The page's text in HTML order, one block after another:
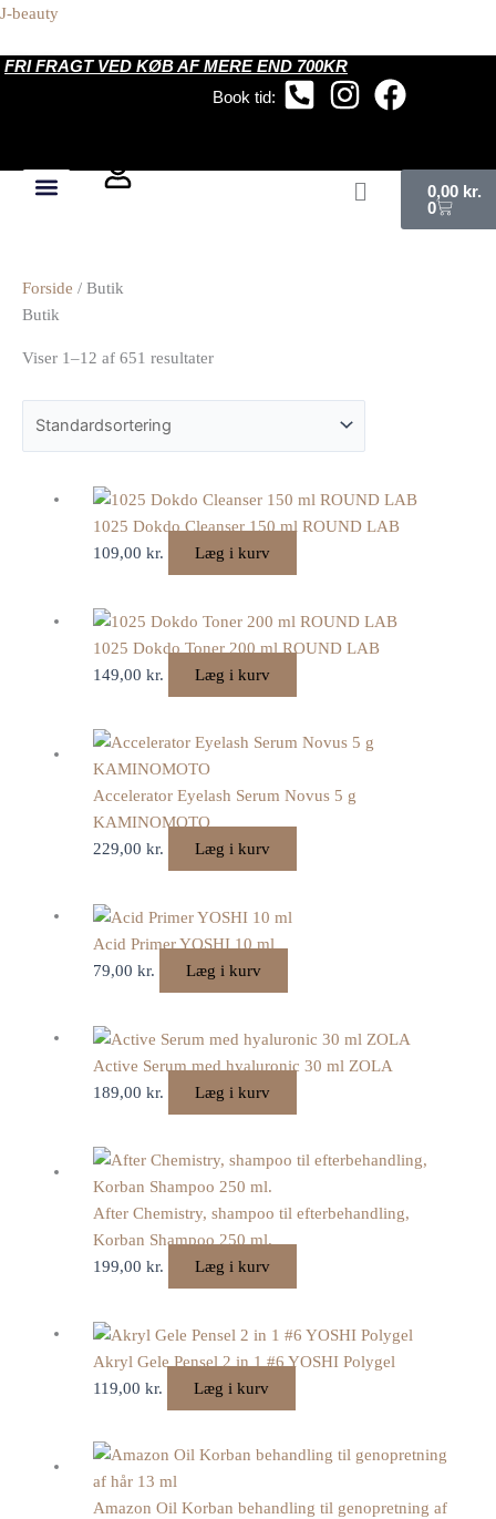
Gå
indholdet
J-beauty
Book tid:
FRI FRAGT VED KØB AF MERE END 700KR
0,00 kr.
0
Forside / Butik
Butik
Viser 1–12 af 651 resultater
1025 Dokdo Cleanser 150 ml ROUND LAB
109,00 kr. Læg i kurv
1025 Dokdo Toner 200 ml ROUND LAB
149,00 kr. Læg i kurv
Accelerator Eyelash Serum Novus 5 g
KAMINOMOTO
229,00 kr. Læg i kurv
Acid Primer YOSHI 10 ml
79,00 kr. Læg i kurv
Active Serum med hyaluronic 30 ml ZOLA
189,00 kr. Læg i kurv
After Chemistry, shampoo til efterbehandling,
Korban Shampoo 250 ml.
199,00 kr. Læg i kurv
Akryl Gele Pensel 2 in 1 #6 YOSHI Polygel
119,00 kr. Læg i kurv
Amazon Oil Korban behandling til genopretning af